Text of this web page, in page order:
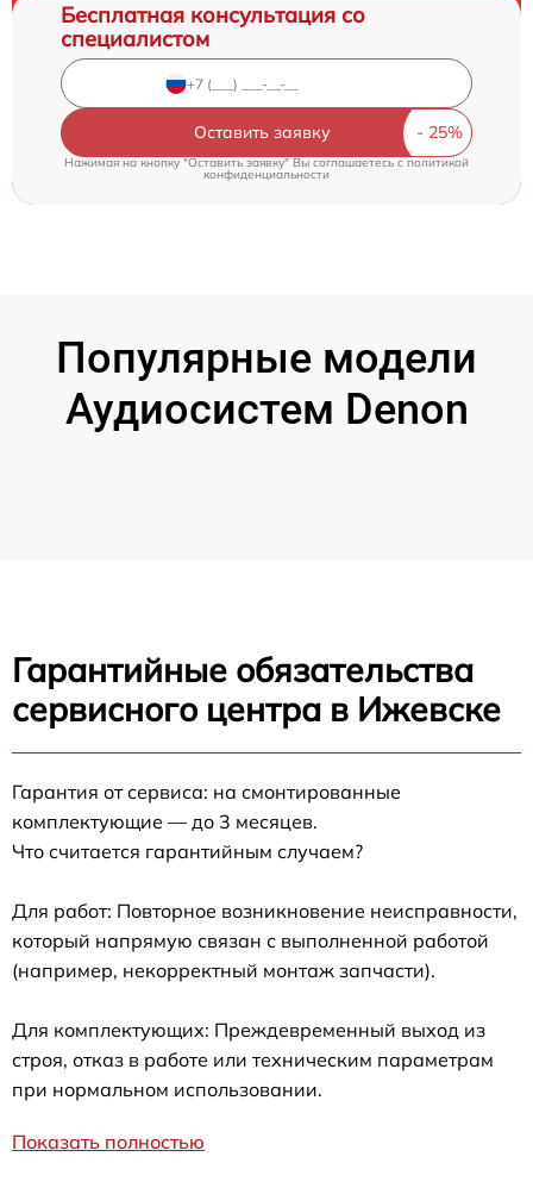
Бесплатная консультация со
специалистом
Оставить заявку
Нажимая на кнопку "Оставить заявку" Вы соглашаетесь c политикой
конфиденциальности
Популярные модели
Аудиосистем Denon
Гарантийные обязательства
сервисного центра в Ижевске
Гарантия от сервиса: на смонтированные
комплектующие — до 3 месяцев.
Что считается гарантийным случаем?
Для работ: Повторное возникновение неисправности,
который напрямую связан с выполненной работой
(например, некорректный монтаж запчасти).
Для комплектующих: Преждевременный выход из
строя, отказ в работе или техническим параметрам
при нормальном использовании.
Показать полностью